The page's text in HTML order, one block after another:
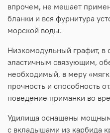
впрочем, не мешает
бланки и вся фурнитура
морской воды.
Низкомодульный графит, в
эластичным связующим,
необходимый, в меру
прочность и способность
поведение приманки во
Удилища оснащены
с вкладышами из карбида